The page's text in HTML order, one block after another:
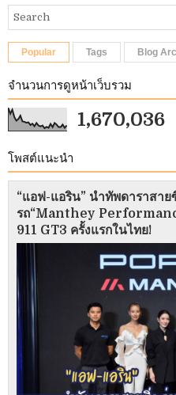
Popular Tags Blog
จำนวนการดูหน้าเว็บรวม
1,670,036
โพสต์แนะนำ
“แอฟ-แอริน” นำทัพดาราสา
รถ“Manthey
911 GT3 ครั้งแรกในไทย!